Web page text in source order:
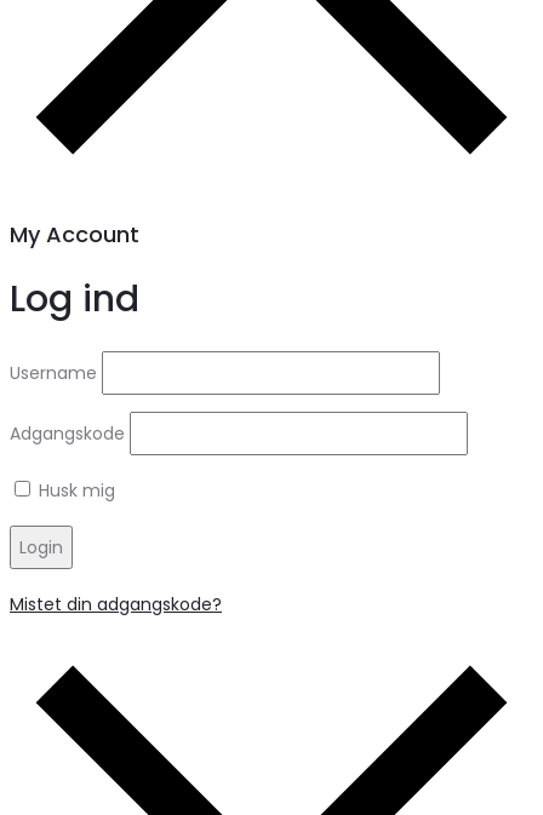
My Account
Log ind
Username
Adgangskode
Husk mig
Login
Mistet din adgangskode?